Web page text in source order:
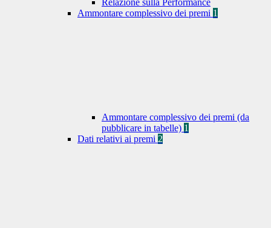
Relazione sulla Performance
Ammontare complessivo dei premi 1
Ammontare complessivo dei premi (da
pubblicare in tabelle) 1
Dati relativi ai premi 2